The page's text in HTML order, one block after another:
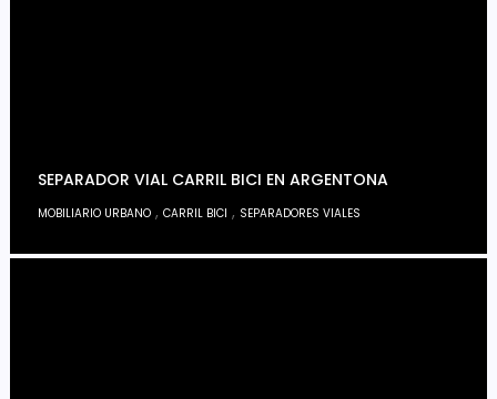
SEPARADOR VIAL CARRIL BICI EN ARGENTONA
MOBILIARIO URBANO ,CARRIL BICI , SEPARADORES VIALES